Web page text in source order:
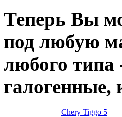
Теперь Вы
под любую
любого типа
галогенные,
Chery Tiggo 5